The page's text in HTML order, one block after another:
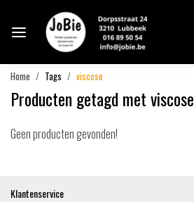
Home Tags viscose
Producten getagd met viscose
Geen producten gevonden!
Klantenservice